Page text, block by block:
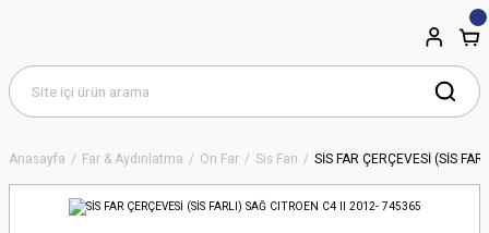
Anasayfa Far & Aydınlatma Ön Far Sis Farı SİS FAR ÇERÇEVESİ (SİS